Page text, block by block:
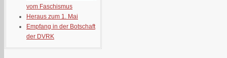
vom Faschismus
Heraus zum 1. Mai
Empfang in der Botschaft
der DVRK